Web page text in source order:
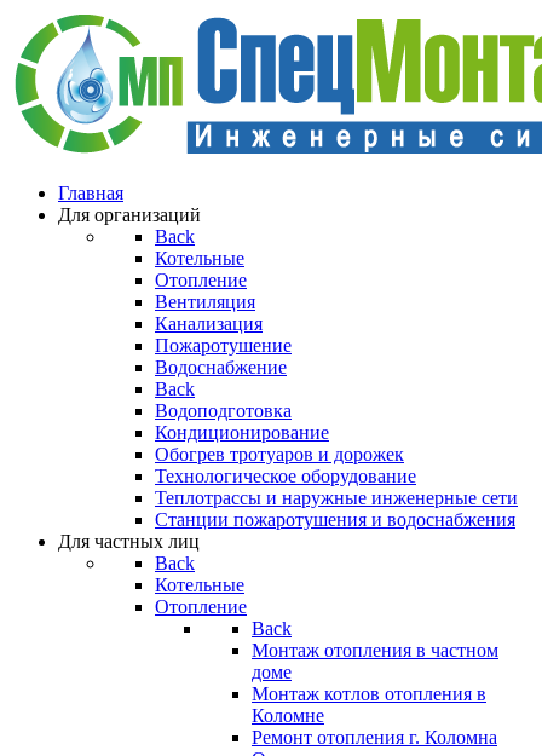
Главная
Для организаций
Back
Котельные
Отопление
Вентиляция
Канализация
Пожаротушение
Водоснабжение
Back
Водоподготовка
Кондиционирование
Обогрев тротуаров и дорожек
Технологическое оборудование
Теплотрассы и наружные инженерные сети
Станции пожаротушения и водоснабжения
Для частных лиц
Back
Котельные
Отопление
Back
Монтаж отопления в частном
доме
Монтаж котлов отопления в
Коломне
Ремонт отопления г. Коломна